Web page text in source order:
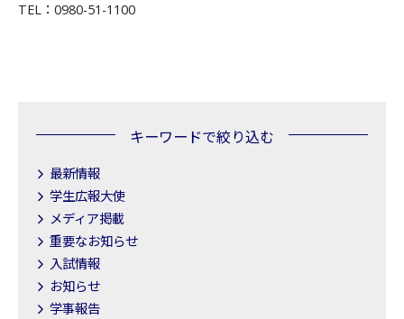
TEL：0980-51-1100
キーワードで絞り込む
最新情報
学生広報大使
メディア掲載
重要なお知らせ
入試情報
お知らせ
学事報告